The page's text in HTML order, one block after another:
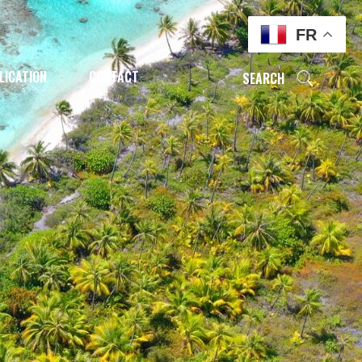
CONTACT SEARCH
FR